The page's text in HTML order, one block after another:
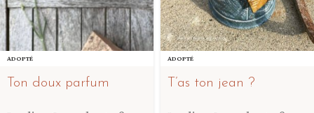
ADOPTÉ
Ton doux parfum
ADOPTÉ
T’as ton jean ?